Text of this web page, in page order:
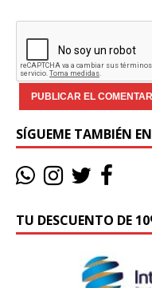
SÍGUEME TAMBIÉN
TU DESCUENTO DE